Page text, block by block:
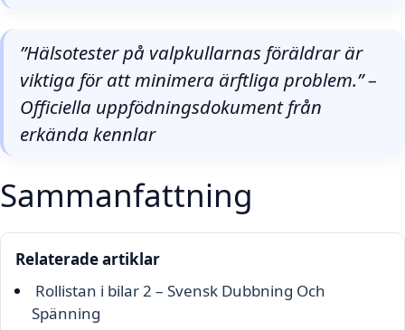
”Hälsotester på valpkullarnas föräldrar är
viktiga för att minimera ärftliga problem.” –
Officiella uppfödningsdokument från
erkända kennlar
Sammanfattning
Relaterade artiklar
Rollistan i bilar 2 – Svensk Dubbning Och
Spänning